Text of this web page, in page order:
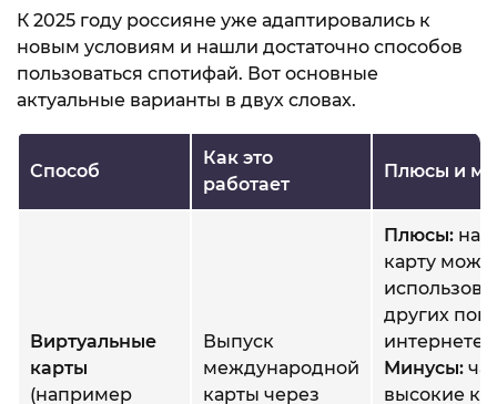
К 2025 году россияне уже адаптировались к
новым условиям и нашли достаточно способов
пользоваться спотифай. Вот основные
актуальные варианты в двух словах.
Способ
Как это
работает
Плюсы и
Виртуальные
карты
(например
Выпуск
международной
карты через
Плюсы:
карту
других
интернете
Минусы:
высокие